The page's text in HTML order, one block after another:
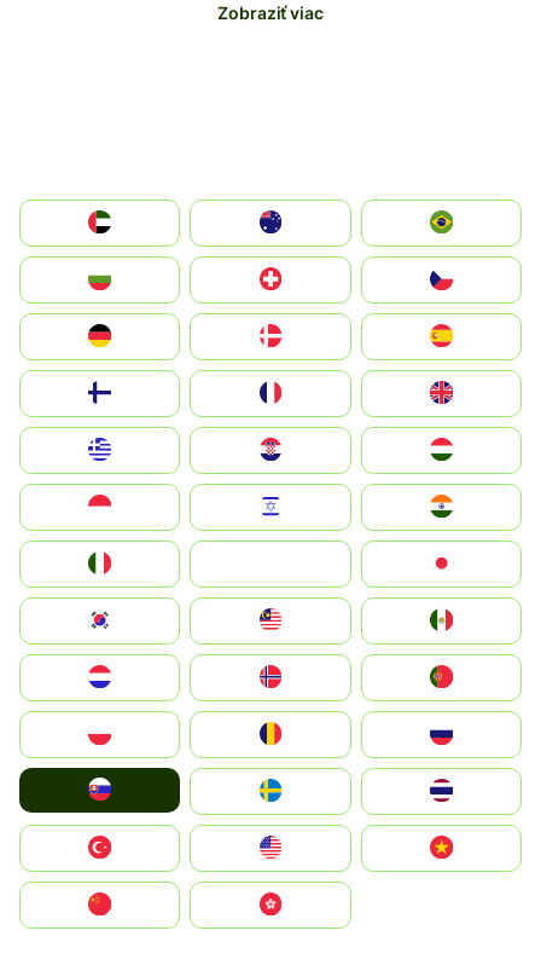
Zobraziť viac
الإمارات العربية المتحدة
Switzerland
Deutschland
United Kingdom
Magyarország
South Korea
United States
中國香港特別行政區